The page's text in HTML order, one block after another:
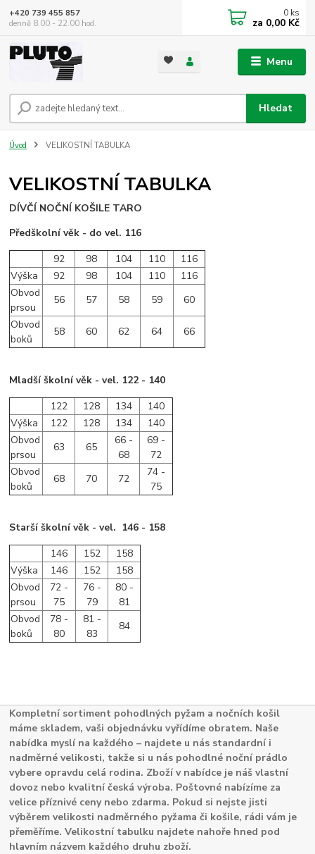
Menu
Hledat
+420 739 455 857
denně 8.00 - 22.00 hod.
0 ks
za 0,00 Kč
Úvod VELIKOSTNÍ TABULKA
VELIKOSTNÍ TABULKA
DÍVČÍ NOČNÍ KOŠILE TARO
Předškolní věk - do vel. 116
92
98 104 110
116
Výška
92 98 104 110
116
Obvod
prsou
56 57 58 59
60
Obvod
boků
58 60 62 64 66
Mladší školní věk - vel. 122 - 140
122
128 134
140
Výška
122 128 134
140
Obvod
prsou
63 65
66 -
68
69 -
72
Obvod
boků
68 70 72
74 -
75
Starší školní věk - vel. 146 - 158
146
152
158
Výška
146 152
158
Obvod
prsou
72 -
75
76 -
79
80 -
81
Obvod
boků
78 -
80
81 -
83
84
Kompletní sortiment pohodlných pyžam a nočních košil
máme skladem, vaši objednávku vyřídíme obratem. Naše
nabídka myslí na každého – najdete u nás standardní i
nadměrné velikosti, takže si u nás pohodlné noční prádlo
vybere opravdu celá rodina. Zboží v nabídce je náš vlastní
dovoz nebo kvalitní česká výroba. Poštovné nabízíme za
velice příznivé ceny nebo zdarma. Pokud si nejste jisti
výběrem velikosti nadměrného pyžama či košile, rádi vám je
přeměříme. Velikostní tabulku najdete nahoře hned pod
hlavním názvem každého druhu zboží.